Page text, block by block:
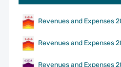
Revenues and Expenses
Revenues and Expenses
Revenues and Expenses